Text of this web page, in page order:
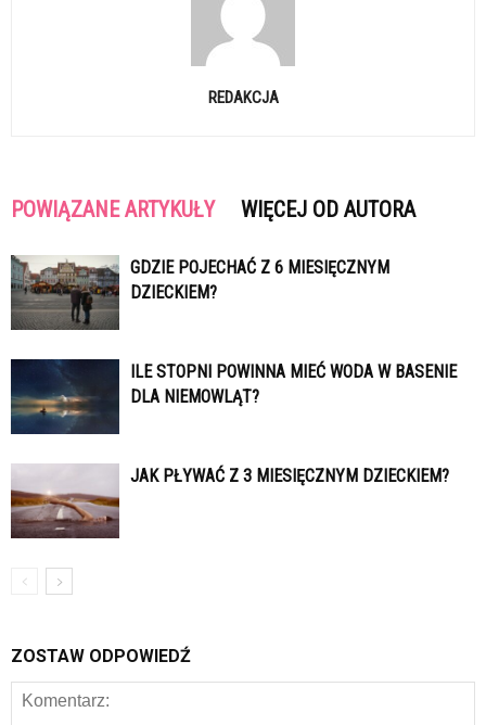
REDAKCJA
POWIĄZANE ARTYKUŁY WIĘCEJ OD AUTORA
GDZIE POJECHAĆ Z 6 MIESIĘCZNYM
DZIECKIEM?
ILE STOPNI POWINNA MIEĆ WODA W BASENIE
DLA NIEMOWLĄT?
JAK PŁYWAĆ Z 3 MIESIĘCZNYM DZIECKIEM?
ZOSTAW ODPOWIEDŹ